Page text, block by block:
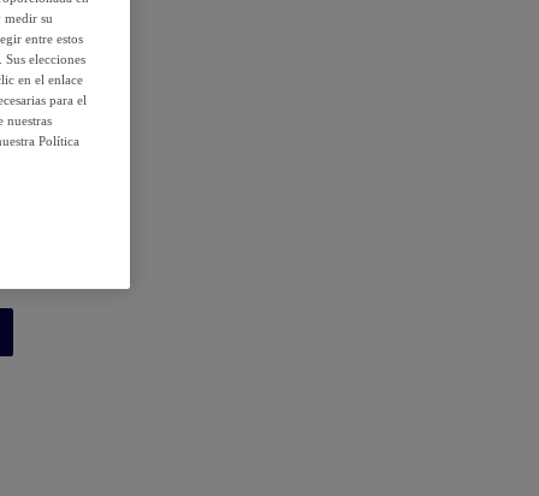
medir su
entre estos
elecciones
en el enlace
para el
nuestras
Política